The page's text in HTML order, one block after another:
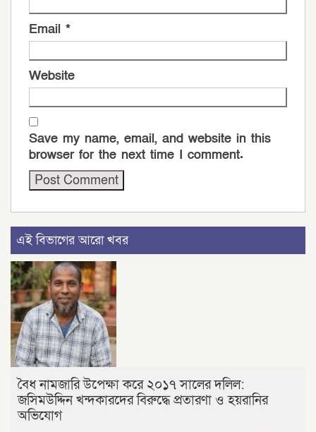
Email *
Website
Save my name, email, and website in this
browser for the next time I comment.
এই বিভাগের আরো খবর
বৈধ নামজারি উপেক্ষা করে ২০১৭ সালের দলিল:
জসিমউদ্দিন খন্দকারদের বিরুদ্ধে প্রতারণা ও হয়রানির
অভিযোগ